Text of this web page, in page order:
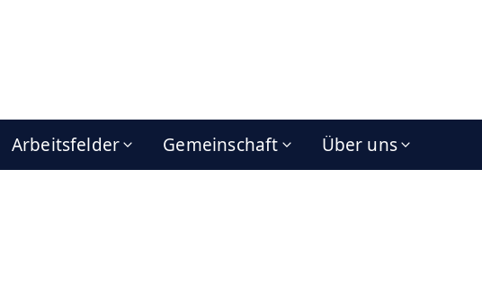
Arbeitsfelder Gemeinschaft Über uns